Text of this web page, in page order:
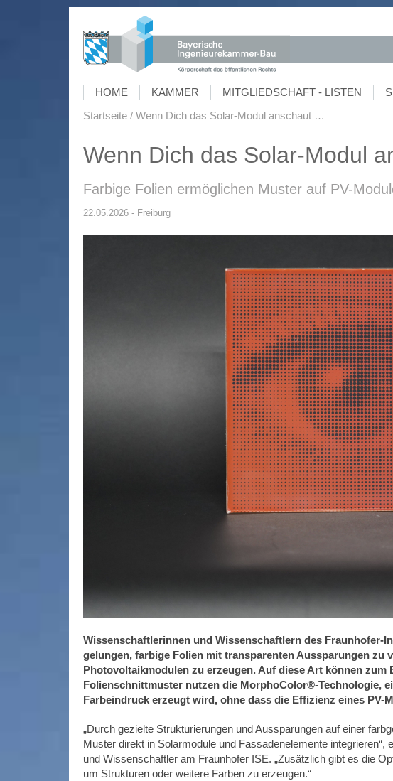
HOME KAMMER MITGLIEDSCHAFT - LISTEN
Startseite
Wenn Dich das Solar-Modul anschaut …
Wenn Dich das Solar-Modul
Farbige Folien ermöglichen Muster auf PV-
22.05.2026 - Freiburg
Wissenschaftlerinnen und Wissenschaftlern des Fraunhofer-
gelungen, farbige Folien mit transparenten Aussparungen zu
Photovoltaikmodulen zu erzeugen. Auf diese Art können
Folienschnittmuster nutzen die MorphoColor®-Technologie,
Farbeindruck erzeugt wird, ohne dass die Effizienz eines
„Durch gezielte Strukturierungen und Aussparungen auf einer
Muster direkt in Solarmodule und Fassadenelemente integrieren“,
und Wissenschaftler am Fraunhofer ISE. „Zusätzlich gibt es die
um Strukturen oder weitere Farben zu erzeugen.“